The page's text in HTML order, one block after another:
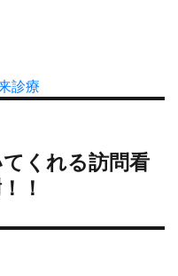
診療
くれる訪問看
！